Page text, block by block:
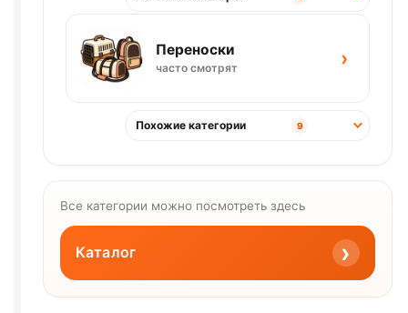
Переноски
часто смотрят ›
Похожие категории 9
Все категории можно посмотреть здесь
Каталог ›